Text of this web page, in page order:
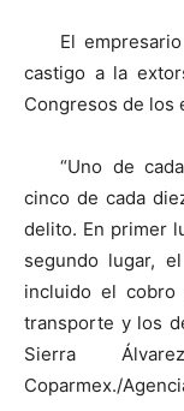
El
castigo a la
Congresos de los
“Uno de
cinco de cada
delito. En primer
segundo lugar,
incluido el
transporte y los
Sierra
Coparmex./